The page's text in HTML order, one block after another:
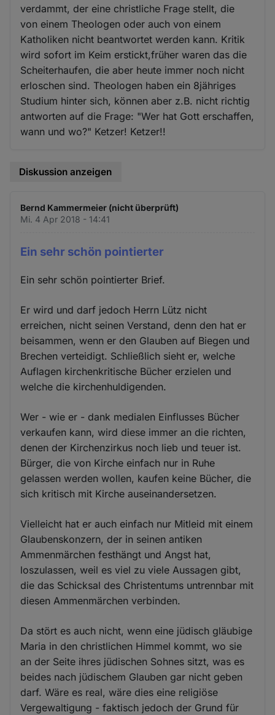
verdammt, der eine christliche Frage stellt, die
von einem Theologen oder auch von einem
Katholiken nicht beantwortet werden kann. Kritik
wird sofort im Keim erstickt,früher waren das die
Scheiterhaufen, die aber heute immer noch nicht
erloschen sind. Theologen haben ein 8jähriges
Studium hinter sich, können aber z.B. nicht richtig
antworten auf die Frage: "Wer hat Gott erschaffen,
wann und wo?" Ketzer! Ketzer!!
Diskussion anzeigen
Bernd Kammermeier (nicht überprüft)
Mi. 4 Apr 2018 - 14:41
Ein sehr schön pointierter
Ein sehr schön pointierter Brief.
Er wird und darf jedoch Herrn Lütz nicht
erreichen, nicht seinen Verstand, denn den hat er
beisammen, wenn er den Glauben auf Biegen und
Brechen verteidigt. Schließlich sieht er, welche
Auflagen kirchenkritische Bücher erzielen und
welche die kirchenhuldigenden.
Wer - wie er - dank medialen Einflusses Bücher
verkaufen kann, wird diese immer an die richten,
denen der Kirchenzirkus noch lieb und teuer ist.
Bürger, die von Kirche einfach nur in Ruhe
gelassen werden wollen, kaufen keine Bücher, die
sich kritisch mit Kirche auseinandersetzen.
Vielleicht hat er auch einfach nur Mitleid mit einem
Glaubenskonzern, der in seinen antiken
Ammenmärchen festhängt und Angst hat,
loszulassen, weil es viel zu viele Aussagen gibt,
die das Schicksal des Christentums untrennbar mit
diesen Ammenmärchen verbinden.
Da stört es auch nicht, wenn eine jüdisch gläubige
Maria in den christlichen Himmel kommt, wo sie
an der Seite ihres jüdischen Sohnes sitzt, was es
beides nach jüdischem Glauben gar nicht geben
darf. Wäre es real, wäre dies eine religiöse
Vergewaltigung - faktisch jedoch der Grund für